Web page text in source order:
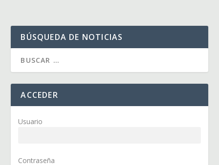
BÚSQUEDA DE NOTICIAS
ACCEDER
Usuario
Contraseña